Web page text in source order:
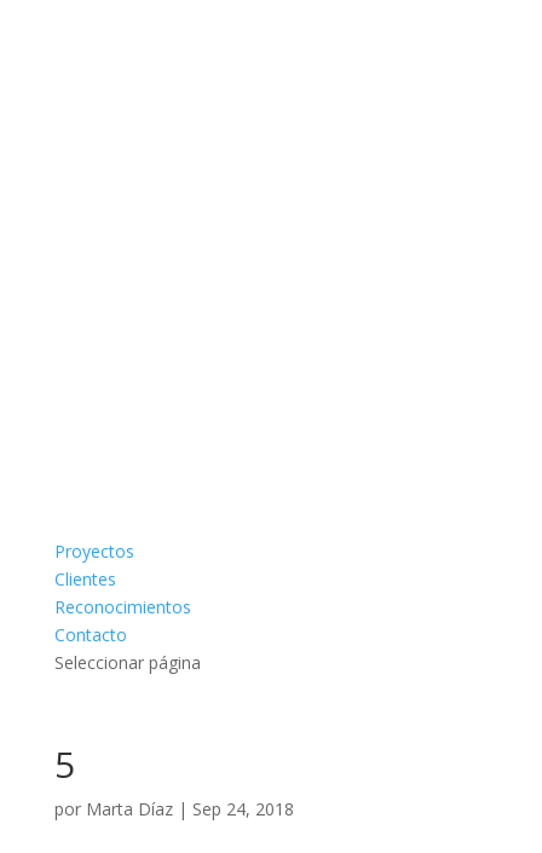
Proyectos
Clientes
Reconocimientos
Contacto
Seleccionar página
5
por Marta Díaz| Sep 24, 2018